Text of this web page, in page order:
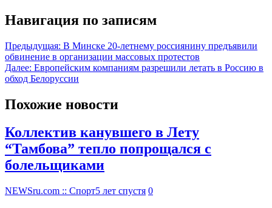
Навигация по записям
Предыдущая: В Минске 20-летнему россиянину предъявили
обвинение в организации массовых протестов
Далее: Европейским компаниям разрешили летать в Россию в
обход Белоруссии
Похожие новости
Коллектив канувшего в Лету
“Тамбова” тепло попрощался с
болельщиками
NEWSru.com :: Спорт5 лет спустя 0